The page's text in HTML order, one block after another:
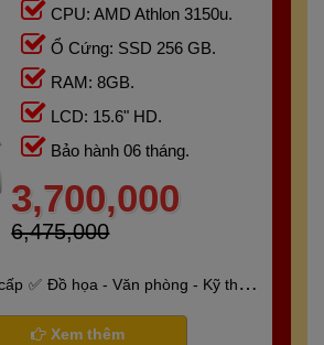
CPU: AMD Athlon 3150u.
Ổ Cứng: SSD 256 GB.
RAM: 8GB.
LCD: 15.6" HD.
Bảo hành 06 tháng.
3,700,000
6,475,000
Đồ họa - Văn phòng - Kỹ thuật
hành 6 tháng
Xem thêm